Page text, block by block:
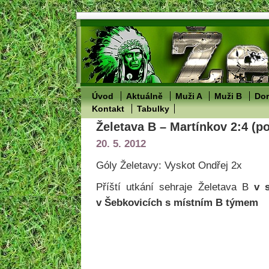
Úvod Aktuálně Muži A Muži B
Kontakt
Tabulky
Želetava B – Martínkov 2:4
20. 5. 2012
Góly Želetavy: Vyskot Ondřej 2x
Příští utkání sehraje Želetava Bv
v Šebkovicích s místním B týmem